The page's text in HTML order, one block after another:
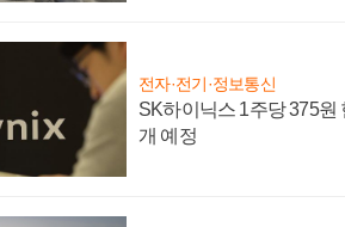
전자·전기·정보통신
SK하이닉스 1주당 375원
개 예정